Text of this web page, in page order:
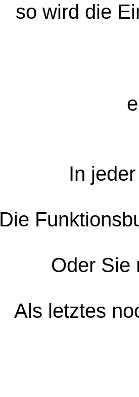
so wird die
In
Die
Oder Sie
Als letztes